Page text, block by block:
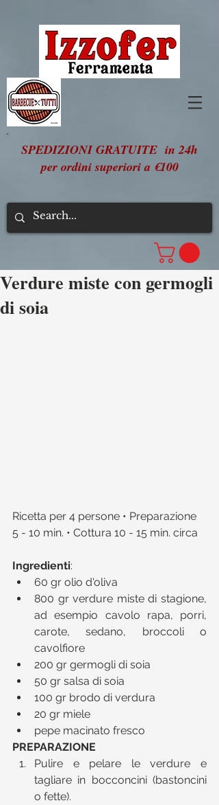
SPEDIZIONI GRATUITE in 24h
per ordini superiori a €100
Verdure miste con germogli
di soia
Ricetta per 4 persone • Preparazione
5 - 10 min. • Cottura 10 - 15 min. circa
Ingredienti:​
60 gr olio d'oliva
800 gr verdure miste di stagione,
ad esempio cavolo rapa, porri,
carote, sedano, broccoli o
cavolfiore
200 gr germogli di soia
50 gr salsa di soia
100 gr brodo di verdura
20 gr miele
pepe macinato fresco
PREPARAZIONE
Pulire e pelare le verdure e
tagliare in bocconcini (bastoncini
o fette).